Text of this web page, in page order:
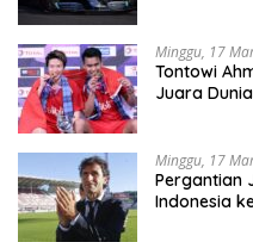
Minggu, 17
Tontowi
Juara
Minggu, 17
Pergantian
Indonesia